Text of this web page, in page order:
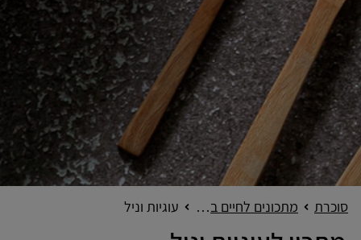
סוכרת מתכונים לחיים בריאים עוגיות וניל